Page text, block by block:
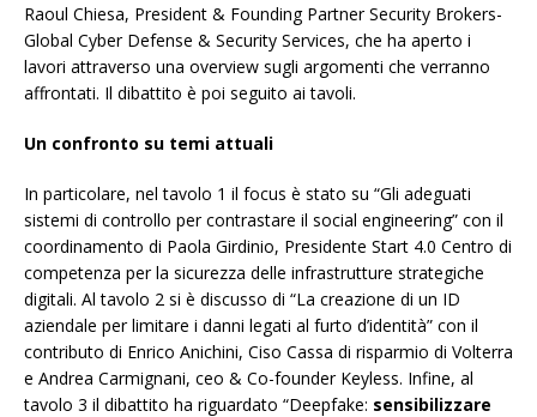
Raoul Chiesa, President & Founding Partner Security Brokers-
Global Cyber Defense & Security Services, che ha aperto i
lavori attraverso una overview sugli argomenti che verranno
affrontati. Il dibattito è poi seguito ai tavoli.
Un confronto su temi attuali
In particolare, nel tavolo 1 il focus è stato su “Gli adeguati
sistemi di controllo per contrastare il social engineering” con il
coordinamento di Paola Girdinio, Presidente Start 4.0 Centro di
competenza per la sicurezza delle infrastrutture strategiche
digitali. Al tavolo 2 si è discusso di “La creazione di un ID
aziendale per limitare i danni legati al furto d’identità” con il
contributo di Enrico Anichini, Ciso Cassa di risparmio di Volterra
e Andrea Carmignani, ceo & Co-founder Keyless. Infine, al
tavolo 3 il dibattito ha riguardato “Deepfake: sensibilizzare